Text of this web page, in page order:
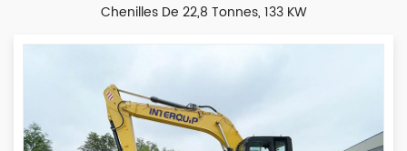
Chenilles De 22,8 Tonnes, 133 KW